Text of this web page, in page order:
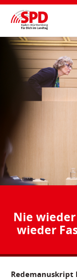
Nie
wieder
Redemanuskript